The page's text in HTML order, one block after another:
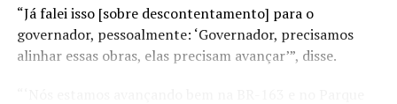
Após análise do relatório, a Justiça determinou o prazo
de 72 horas para o município se manifestar. Assim que a
“Já falei isso [sobre descontentamento] para o
governador, pessoalmente: ‘Governador, precisamos
alinhar essas obras, elas precisam avançar’”, disse.